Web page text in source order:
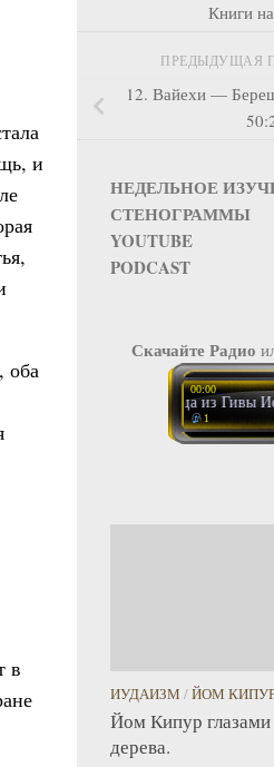
и
оба
в
Книги
ПРЕДЫДУЩАЯ
12. Вайехи —
НЕДЕЛЬНОЕ
СТЕНОГРАММЫ
YOUTUBE
PODCAST
Скачайте Радио
Наложница из Гивы
00:00
1
ИУДАИЗМ /ЙОМ
Йом Кипур глазами
дерева.